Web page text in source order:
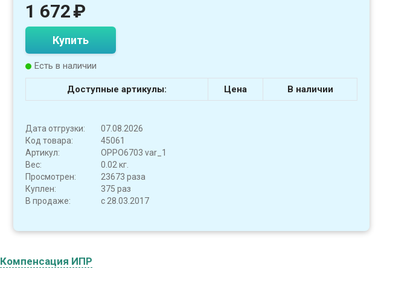
1 672₽
Купить
Есть в наличии
Доступные артикулы: Цена В наличии
Дата отгрузки:
07.08.2026
Код товара:
45061
Артикул:
OPPO6703 var_1
Вес:
0.02 кг.
Просмотрен:
23673 раза
Куплен:
375 раз
В продаже:
с 28.03.2017
Компенсация ИПР